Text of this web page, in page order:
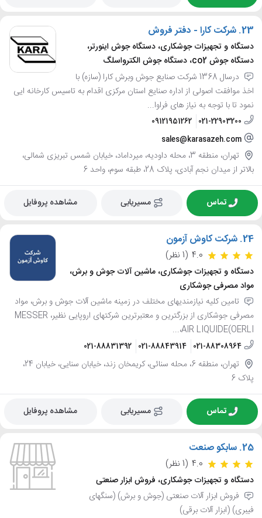
23. شرکت کارا - دفتر فروش
دستگاه و تجهیزات جوشکاری، دستگاه جوش اینورتر،
دستگاه جوش co2، دستگاه جوش الکترواسلگ
درسال 1368 شرکت صنایع جوش وبرش کارا (سازه) با
اخذ موافقت اصولی از اداره صنایع استان مرکزی اقدام به تاسیس کارخانه ایی
نمود تا با توجه به نیاز های فراوا...
021-22903200
09121951262
sales@karasazeh.com
تهران، منطقه 3، محله داودیه، میرداماد، خیابان شمس تبریزی شمالی،
بالاتر از میدان نجم آبادی، پلاک 28، طبقه سوم، واحد 6
تماس مسیریابی مشاهده پروفایل
24. شرکت کاوش آزمون
4.0 (1 نظر)
دستگاه و تجهیزات جوشکاری، ماشین آلات جوش و برش،
مواد مصرفی جوشکاری
تامین کلیه نیازمندیهای مختلف در زمینه ماشین آلات جوش و برش، مواد
مصرفی جوشکاری از بزرگترین و معتبرترین شرکتهای اروپایی نظیر، MESSER
،AIR LIQUIDE(OERLI...
021-88308964
021-88843914
021-88831392
تهران، منطقه 6، محله سنائی، کریمخان زند، خیابان سنایی، خیابان 24،
پلاک 6
تماس مسیریابی مشاهده پروفایل
25. سابکو صنعت
4.0 (1 نظر)
دستگاه و تجهیزات جوشکاری، فروش ابزار صنعتی
فروش ابزار آلات صنعتی (جوش و برش) (سنگهای
فیبری) (ابزار آلات برقی)